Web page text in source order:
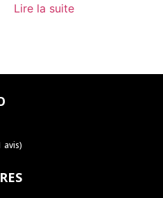
Lire la suite